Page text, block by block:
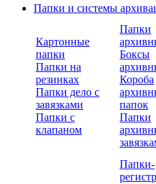
Папки и системы
Картонные
папки
Папки на
резинках
Папки дело с
завязками
Папки с
клапаном
Папки
Боксы
Короба
папок
Папки
Папки-